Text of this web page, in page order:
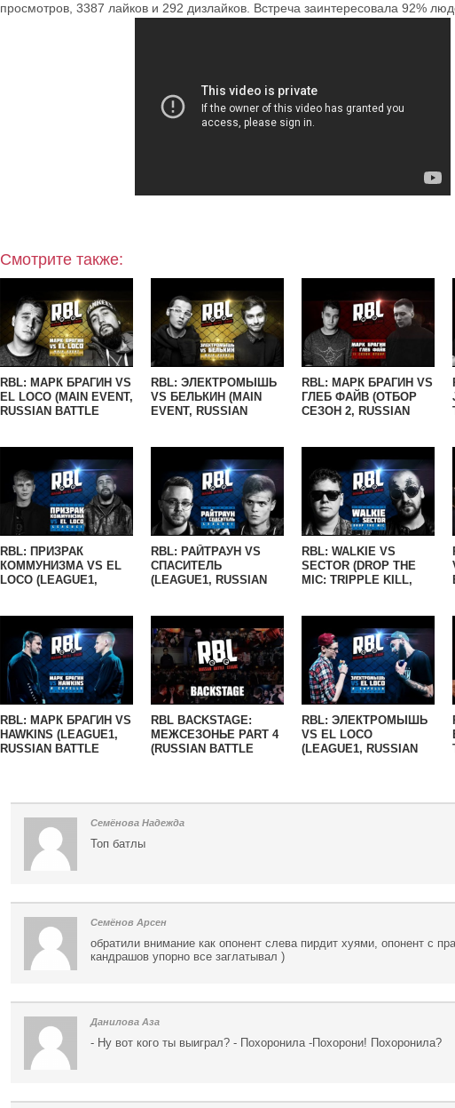
просмотров, 3387 лайков и 292 дизлайков. Встреча заинтересовала 92%
Смотрите также:
RBL: МАРК БРАГИН VS
EL LOCO (MAIN EVENT,
RUSSIAN BATTLE
RBL: ЭЛЕКТРОМЫШЬ
VS БЕЛЬКИН (MAIN
EVENT, RUSSIAN
RBL: МАРК БРАГИН VS
ГЛЕБ ФАЙВ (ОТБОР
СЕЗОН 2, RUSSIAN
RBL: ПРИЗРАК
КОММУНИЗМА VS EL
LOCO (LEAGUE1,
RBL: РАЙТРАУН VS
СПАСИТЕЛЬ
(LEAGUE1, RUSSIAN
RBL: WALKIE VS
SECTOR (DROP THE
MIC: TRIPPLE KILL,
RBL: МАРК БРАГИН VS
HAWKINS (LEAGUE1,
RUSSIAN BATTLE
RBL BACKSTAGE:
МЕЖСЕЗОНЬЕ PART 4
(RUSSIAN BATTLE
RBL: ЭЛЕКТРОМЫШЬ
VS EL LOCO
(LEAGUE1, RUSSIAN
Семёнова Надежда
Топ батлы
Семёнов Арсен
обратили внимание как опонент слева пирдит хуями, опонент с
кандрашов упорно все заглатывал )
Данилова Аза
- Ну вот кого ты выиграл? - Похоронила -Похорони! Похоронила?